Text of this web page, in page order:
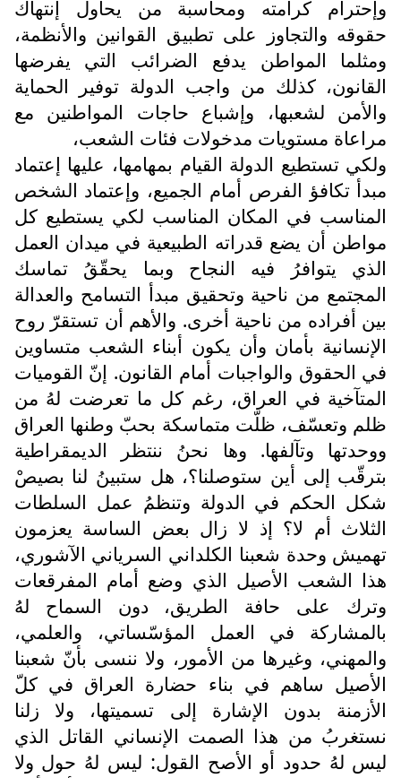
وإحترام كرامته ومحاسبة من يحاول إنتهاك
حقوقه والتجاوز على تطبيق القوانين والأنظمة،
ومثلما المواطن يدفع الضرائب التي يفرضها
القانون، كذلك من واجب الدولة توفير الحماية
والأمن لشعبها، وإشباع حاجات المواطنين مع
مراعاة مستويات مدخولات فئات الشعب،
ولكي تستطيع الدولة القيام بمهامها، عليها إعتماد
مبدأ تكافؤ الفرص أمام الجميع، وإعتماد الشخص
المناسب في المكان المناسب لكي يستطيع كل
مواطن أن يضع قدراته الطبيعية في ميدان العمل
الذي يتوافرُ فيه النجاح وبما يحقّقُ تماسك
المجتمع من ناحية وتحقيق مبدأ التسامح والعدالة
بين أفراده من ناحية أخرى. والأهم أن تستقرّ روح
الإنسانية بأمان وأن يكون أبناء الشعب متساوين
في الحقوق والواجبات أمام القانون. إنّ القوميات
المتآخية في العراق، رغم كل ما تعرضت لهُ من
ظلم وتعسّف، ظلّت متماسكة بحبّ وطنها العراق
ووحدتها وتآلفها. وها نحنُ ننتظر الديمقراطية
بترقّب إلى أين ستوصلنا؟، هل ستبينُ لنا بصيصْ
شكل الحكم في الدولة وتنظمُ عمل السلطات
الثلاث أم لا؟ إذ لا زال بعض الساسة يعزمون
تهميش وحدة شعبنا الكلداني السرياني الآشوري،
هذا الشعب الأصيل الذي وضع أمام المفرقعات
وترك على حافة الطريق، دون السماح لهُ
بالمشاركة في العمل المؤسّساتي، والعلمي،
والمهني، وغيرها من الأمور، ولا ننسى بأنّ شعبنا
الأصيل ساهم في بناء حضارة العراق في كلّ
الأزمنة بدون الإشارة إلى تسميتها، ولا زلنا
نستغربُ من هذا الصمت الإنساني القاتل الذي
ليس لهُ حدود أو الأصح القول: ليس لهُ حول ولا